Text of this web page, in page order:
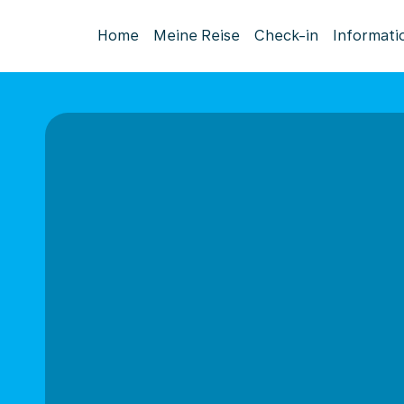
Home Meine Reise Check-in